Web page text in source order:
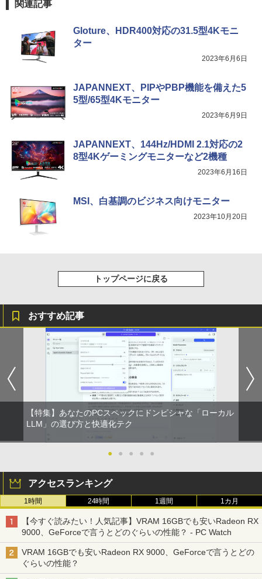
関連記事
Gloture、HDR400対応の31.5型4Kモニ
ター
2023年6月6日
JAPANNEXT、PIPやPBP機能を備えた5
5型/65型4Kモニター
2023年6月9日
JAPANNEXT、144Hz/HDMI 2.1対応の2
8型4Kゲーミングモニターなど2機種
2023年6月16日
MSI、白基調のビジネス向けモニター
2023年10月20日
トップページに戻る
おすすめ記事
【特集】あなたのPCスペックにドンピシャな「ローカル
LLM」の選び方と快適化テク
● ● ● ● ●
アクセスランキング
1時間 24時間 1週間 1カ月
【今すぐ読みたい！人気記事】VRAM 16GBでも安いRadeon RX
9000、GeForceで言うとどのぐらいの性能？ - PC Watch
VRAM 16GBでも安いRadeon RX 9000、GeForceで言うとどの
ぐらいの性能？